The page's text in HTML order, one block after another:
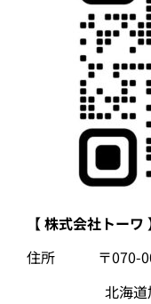
【 株式会社トーワ
住所 〒070-
北海道旭川